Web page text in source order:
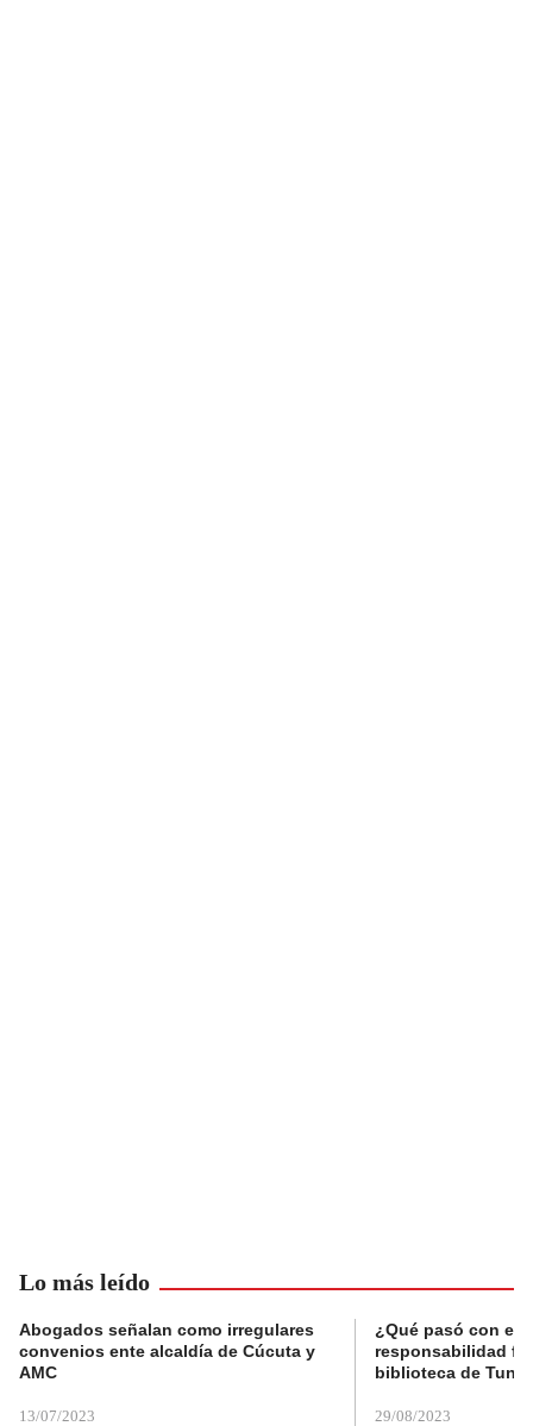
Lo más leído
Abogados señalan como irregulares
convenios ente alcaldía de Cúcuta y
AMC
13/07/2023
¿Qué pasó con el
responsabilidad
biblioteca de
29/08/2023